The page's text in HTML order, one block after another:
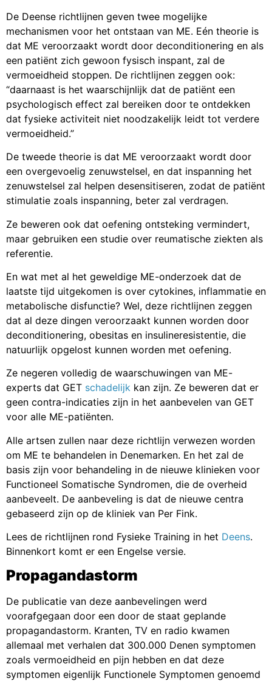
De Deense richtlijnen geven twee mogelijke
mechanismen voor het ontstaan van ME. Eén theorie is
dat ME veroorzaakt wordt door deconditionering en als
een patiënt zich gewoon fysisch inspant, zal de
vermoeidheid stoppen. De richtlijnen zeggen ook:
“daarnaast is het waarschijnlijk dat de patiënt een
psychologisch effect zal bereiken door te ontdekken
dat fysieke activiteit niet noodzakelijk leidt tot verdere
vermoeidheid.”
De tweede theorie is dat ME veroorzaakt wordt door
een overgevoelig zenuwstelsel, en dat inspanning het
zenuwstelsel zal helpen desensitiseren, zodat de patiënt
stimulatie zoals inspanning, beter zal verdragen.
Ze beweren ook dat oefening ontsteking vermindert,
maar gebruiken een studie over reumatische ziekten als
referentie.
En wat met al het geweldige ME-onderzoek dat de
laatste tijd uitgekomen is over cytokines, inflammatie en
metabolische disfunctie? Wel, deze richtlijnen zeggen
dat al deze dingen veroorzaakt kunnen worden door
deconditionering, obesitas en insulineresistentie, die
natuurlijk opgelost kunnen worden met oefening.
Ze negeren volledig de waarschuwingen van ME-
experts dat GET schadelijk kan zijn. Ze beweren dat er
geen contra-indicaties zijn in het aanbevelen van GET
voor alle ME-patiënten.
Alle artsen zullen naar deze richtlijn verwezen worden
om ME te behandelen in Denemarken. En het zal de
basis zijn voor behandeling in de nieuwe klinieken voor
Functioneel Somatische Syndromen, die de overheid
aanbeveelt. De aanbeveling is dat de nieuwe centra
gebaseerd zijn op de kliniek van Per Fink.
Lees de richtlijnen rond Fysieke Training in het Deens.
Binnenkort komt er een Engelse versie.
Propagandastorm
De publicatie van deze aanbevelingen werd
voorafgegaan door een door de staat geplande
propagandastorm. Kranten, TV en radio kwamen
allemaal met verhalen dat 300.000 Denen symptomen
zoals vermoeidheid en pijn hebben en dat deze
symptomen eigenlijk Functionele Symptomen genoemd